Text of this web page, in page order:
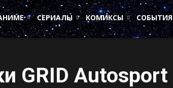
СЕРИАЛЫ КОМИКСЫ СОБЫТИЯ
GRID Autosport